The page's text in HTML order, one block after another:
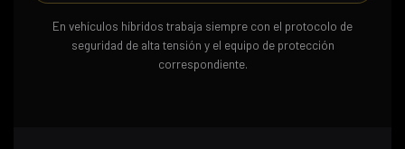
En vehículos híbridos trabaja siempre con el protocolo de
seguridad de alta tensión y el equipo de protección
correspondiente.